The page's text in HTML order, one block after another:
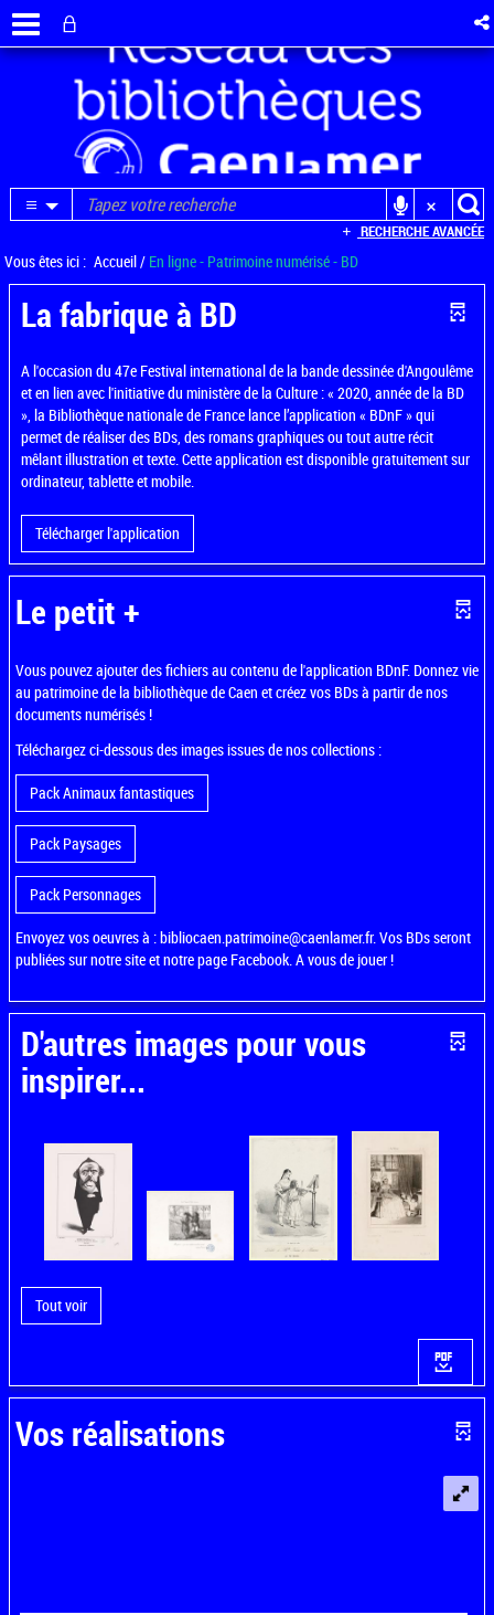
RECHERCHE AVANCÉE
Vous êtes ici : Accueil/ En ligne - Patrimoine numérisé - BD
La fabrique à BD
A l'occasion du 47e Festival international de la bande dessinée d'Angoulême
et en lien avec l'initiative du ministère de la Culture : « 2020, année de la BD
», la Bibliothèque nationale de France lance l’application « BDnF » qui
permet de réaliser des BDs, des romans graphiques ou tout autre récit
mêlant illustration et texte. Cette application est disponible gratuitement sur
ordinateur, tablette et mobile.
Télécharger l'application
Le petit +
Vous pouvez ajouter des fichiers au contenu de l'application BDnF. Donnez vie
au patrimoine de la bibliothèque de Caen et créez vos BDs à partir de nos
documents numérisés !
Téléchargez ci-dessous des images issues de nos collections :
Pack Animaux fantastiques
Pack Paysages
Pack Personnages
Envoyez vos oeuvres à : bibliocaen.patrimoine@caenlamer.fr. Vos BDs seront
publiées sur notre site et notre page Facebook. A vous de jouer !
D'autres images pour vous
inspirer...
Tout voir
Vos réalisations